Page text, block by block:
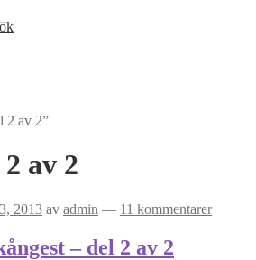
2 av 2”
av 2
2013 av admin — 11 kommentarer
– del 2 av 2